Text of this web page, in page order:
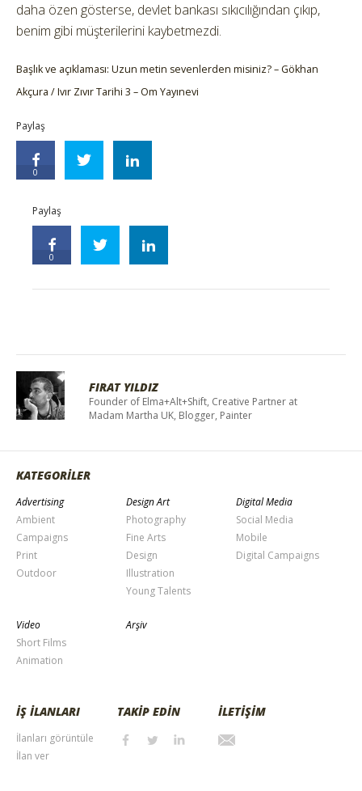
daha özen gösterse, devlet bankası sıkıcılığından çıkıp,
benim gibi müşterilerini kaybetmezdi.
Başlık ve açıklaması: Uzun metin sevenlerden misiniz? – Gökhan
Akçura / Ivır Zıvır Tarihi 3 – Om Yayınevi
Paylaş
0
Paylaş
0
FIRAT YILDIZ
Founder of Elma+Alt+Shift, Creative Partner at
Madam Martha UK, Blogger, Painter
KATEGORİLER
Advertising
Ambient
Campaigns
Print
Outdoor
Design Art
Photography
Fine Arts
Design
Illustration
Young Talents
Digital Media
Social Media
Mobile
Digital Campaigns
Video
Short Films
Animation
Arşiv
İŞ İLANLARI
İlanları görüntüle
İlan ver
TAKİP EDİN İLETİŞİM